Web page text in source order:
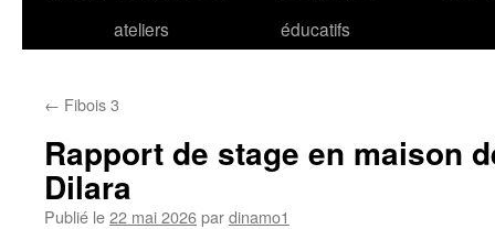
ateliers
éducatifs
← Fibois 3
Rapport de stage en maison
Dilara
Publié le22 mai 2026pardinamo1